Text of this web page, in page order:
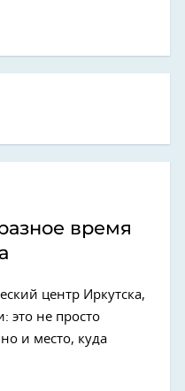
время
центр Иркутска,
это не просто
и место, куда